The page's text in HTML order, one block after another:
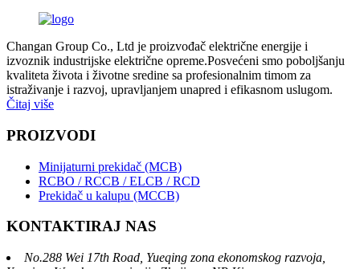
Changan Group Co., Ltd je proizvođač električne energije i
izvoznik industrijske električne opreme.Posvećeni smo poboljšanju
kvaliteta života i životne sredine sa profesionalnim timom za
istraživanje i razvoj, upravljanjem unapred i efikasnom uslugom.
Čitaj više
PROIZVODI
Minijaturni prekidač (MCB)
RCBO / RCCB / ELCB / RCD
Prekidač u kalupu (MCCB)
KONTAKTIRAJ NAS
No.288 Wei 17th Road, Yueqing zona ekonomskog razvoja,